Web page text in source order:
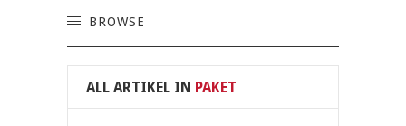
BROWSE
ALL ARTIKEL IN PAKET